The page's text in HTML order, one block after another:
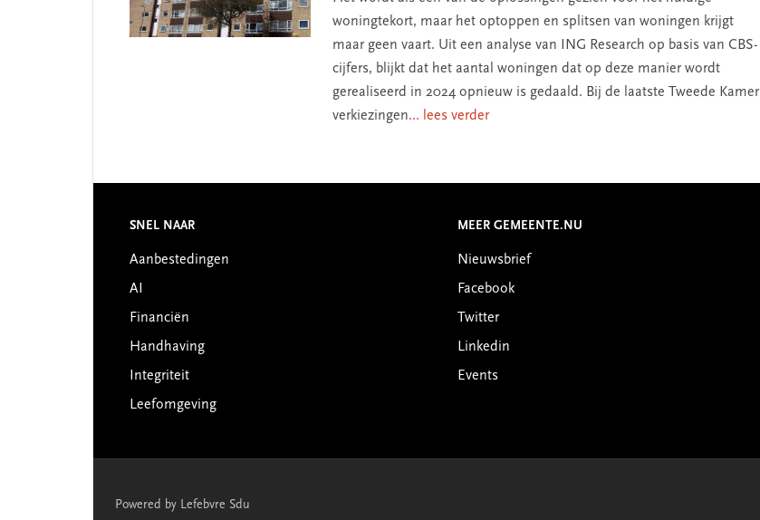
woningtekort, maar het optoppen en splitsen van woningen krijgt
maar geen vaart. Uit een analyse van ING Research op basis van CBS-
cijfers, blijkt dat het aantal woningen dat op deze manier wordt
gerealiseerd in 2024 opnieuw is gedaald. Bij de laatste Tweede Kamer
verkiezingen... lees verder
Footer
SNEL NAAR
Aanbestedingen
AI
Financiën
Handhaving
Integriteit
Leefomgeving
MEER GEMEENTE.NU
Nieuwsbrief
Facebook
Twitter
Linkedin
Events
Powered by Lefebvre Sdu